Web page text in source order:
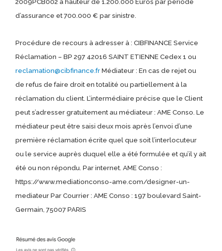
2009PCB002 à hauteur de 1.200.000 Euros par période
d’assurance et 700.000 € par sinistre.
Procédure de recours à adresser à : CIBFINANCE Service
Réclamation – BP 297 42016 SAINT ETIENNE Cedex 1 ou
reclamation@cibfinance.frMédiateur : En cas de rejet ou
de refus de faire droit en totalité ou partiellement à la
réclamation du client. L’intermédiaire précise que le Client
peut s’adresser gratuitement au médiateur : AME Conso. Le
médiateur peut être saisi deux mois après l’envoi d’une
première réclamation écrite quel que soit l’interlocuteur
ou le service auprès duquel elle a été formulée et qu’il y ait
été ou non répondu. Par internet. AME Conso :
https://www.mediationconso-ame.com/designer-un-
mediateur Par Courrier : AME Conso : 197 boulevard Saint-
Germain, 75007 PARIS